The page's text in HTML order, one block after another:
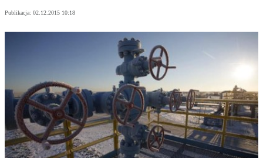
Publikacja: 02.12.2015 10:18